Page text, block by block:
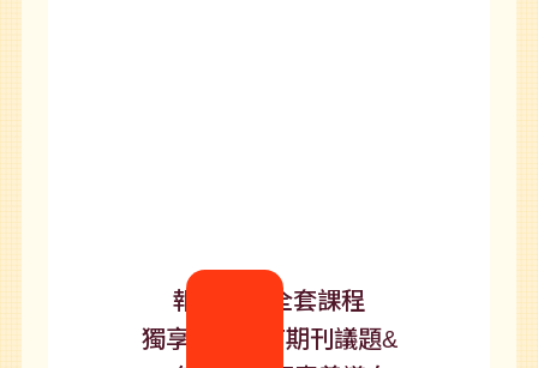
報名教綜全套課程
獨享最新教育期刊議題&